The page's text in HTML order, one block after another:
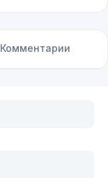
Комментарии